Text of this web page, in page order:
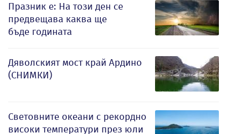
Празник е: На този ден се
предвещава каква ще
бъде годината
Дяволският мост край Ардино
(СНИМКИ)
Световните океани с рекордно
високи температури през юли